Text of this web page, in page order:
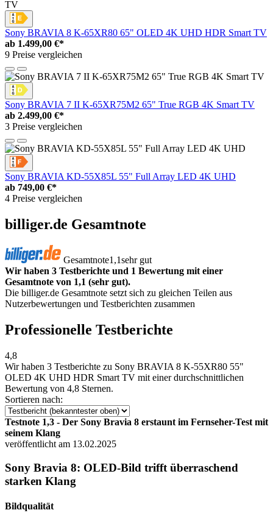
Sony BRAVIA 8 K-65XR80 65" OLED 4K UHD HDR Smart TV
ab 1.499,00 €*
9 Preise vergleichen
Sony BRAVIA 7 II K-65XR75M2 65" True RGB 4K Smart TV
ab 2.499,00 €*
3 Preise vergleichen
Sony BRAVIA KD-55X85L 55" Full Array LED 4K UHD
ab 749,00 €*
4 Preise vergleichen
billiger.de Gesamtnote
Gesamtnote1,1sehr gut
Wir haben 3 Testberichte und 1 Bewertung mit einer
Gesamtnote von 1,1 (sehr gut).
Die billiger.de Gesamtnote setzt sich zu gleichen Teilen aus
Nutzerbewertungen und Testberichten zusammen
Professionelle Testberichte
4,8
Wir haben 3 Testberichte zu Sony BRAVIA 8 K-55XR80 55"
OLED 4K UHD HDR Smart TV mit einer durchschnittlichen
Bewertung von 4,8 Sternen.
Sortieren nach:
Testnote 1,3 - Der Sony Bravia 8 erstaunt im Fernseher-Test mit
seinem Klang
veröffentlicht am 13.02.2025
Sony Bravia 8: OLED-Bild trifft überraschend
starken Klang
Bildqualität